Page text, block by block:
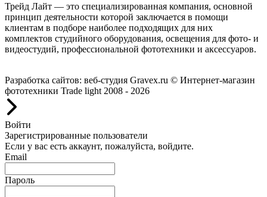
Трейд Лайт — это специализированная компания, основной
принцип деятельности которой заключается в помощи
клиентам в подборе наиболее подходящих для них
комплектов студийного оборудования, освещения для фото- и
видеостудий, профессиональной фототехники и аксессуаров.
Разработка сайтов: веб-студия Gravex.ru © Интернет-магазин
фототехники Trade light 2008 - 2026
Войти
Зарегистрированные пользователи
Если у вас есть аккаунт, пожалуйста, войдите.
Email
Пароль